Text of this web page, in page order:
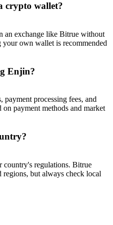
crypto wallet?
an exchange like Bitrue without
own wallet is recommended
Enjin?
payment processing fees, and
payment methods and market
regulations. Bitrue
regions, but always check local